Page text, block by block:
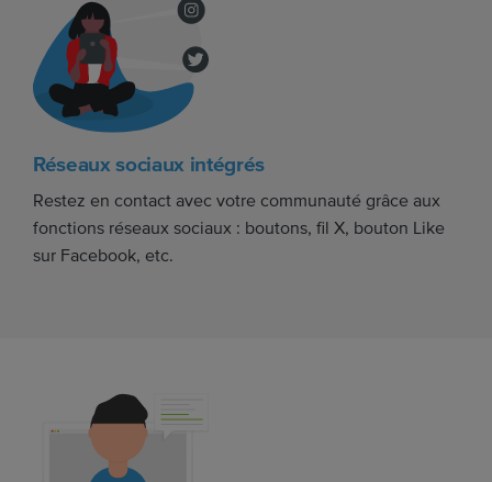
Réseaux sociaux intégrés
Restez en contact avec votre communauté grâce aux
fonctions réseaux sociaux : boutons, fil X, bouton Like
sur Facebook, etc.